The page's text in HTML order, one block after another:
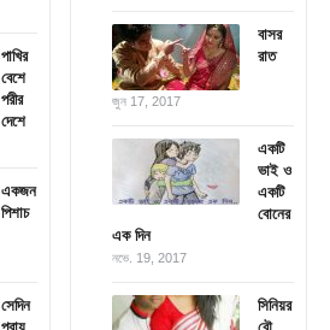
পাখির
বেশে
পরীর
দেশে
একজন
পিশাচ
সেদিন
বাসর
রাত
জুন 17, 2017
একটি
ভাই ও
একটি
বোনের
এক দিন
নভে. 19, 2017
সিনিয়র